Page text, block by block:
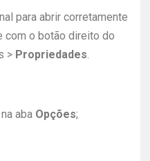
para abrir corretamente
com o botão direito do
> Propriedades.
aba Opções;